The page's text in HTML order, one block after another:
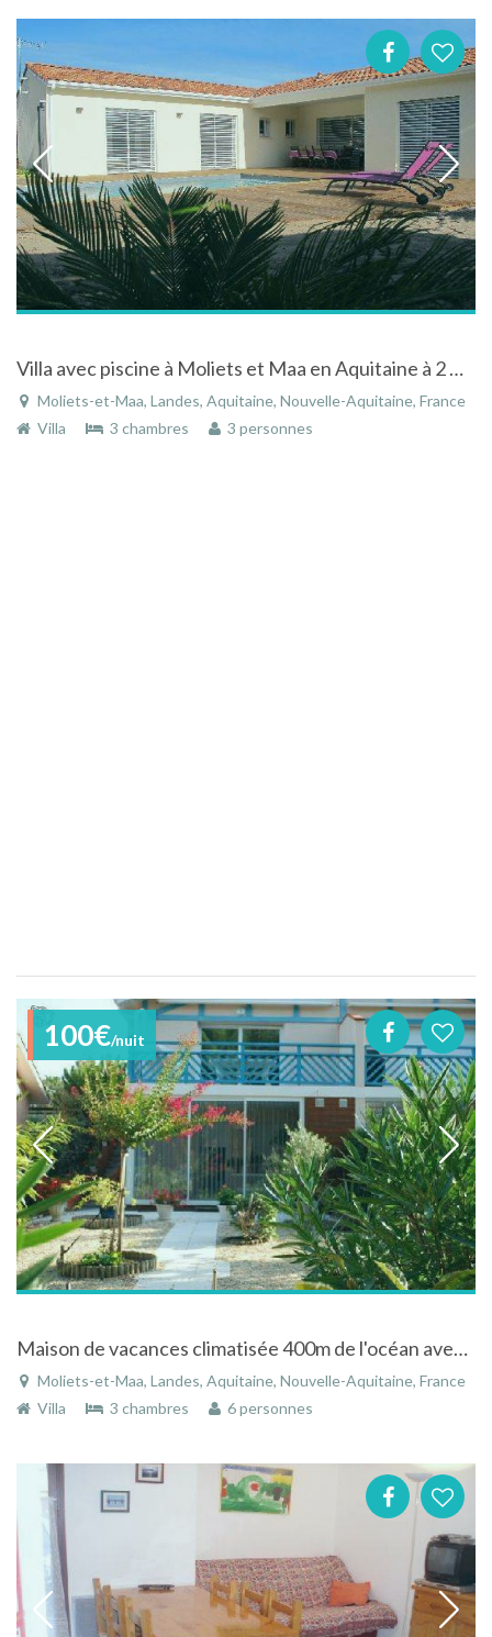
Villa avec piscine à Moliets et Maa en Aquitaine à 2 Kms de l'océan
Moliets-et-Maa, Landes, Aquitaine, Nouvelle-Aquitaine, France
Villa
3 chambres 3 personnes
100€/nuit
Maison de vacances climatisée 400m de l'océan avec jardin clos dans les Landes
Moliets-et-Maa, Landes, Aquitaine, Nouvelle-Aquitaine, France
Villa
3 chambres 6 personnes